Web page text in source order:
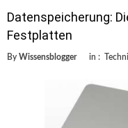
Datenspeicherung:
Festplatten
By Wissensblogger in :